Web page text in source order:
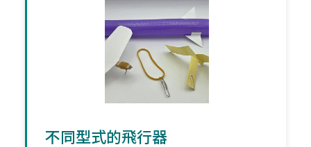
不同型式的飛行器